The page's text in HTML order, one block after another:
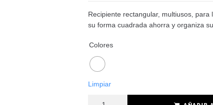
Recipiente rectangular, multiusos,
su forma cuadrada ahorra y organiza
Colores
Limpiar